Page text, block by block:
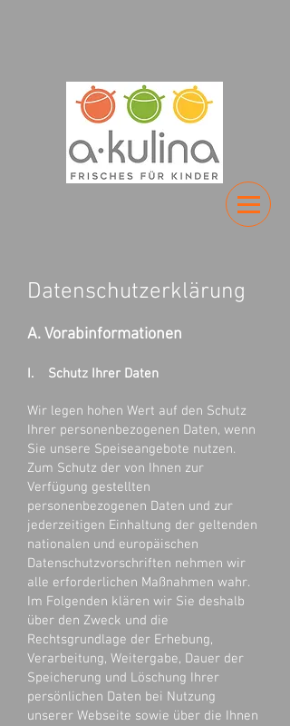
Datenschutzerklärung
A. Vorabinformationen
I. Schutz Ihrer Daten
Wir legen hohen Wert auf den Schutz
Ihrer personenbezogenen Daten, wenn
Sie unsere Speiseangebote nutzen.
Zum Schutz der von Ihnen zur
Verfügung gestellten
personenbezogenen Daten und zur
jederzeitigen Einhaltung der geltenden
nationalen und europäischen
Datenschutzvorschriften nehmen wir
alle erforderlichen Maßnahmen wahr.
Im Folgenden klären wir Sie deshalb
über den Zweck und die
Rechtsgrundlage der Erhebung,
Verarbeitung, Weitergabe, Dauer der
Speicherung und Löschung Ihrer
persönlichen Daten bei Nutzung
unserer Webseite sowie über die Ihnen